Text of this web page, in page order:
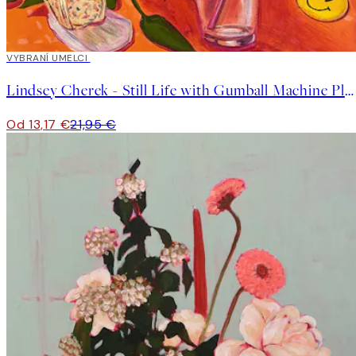
40%*
VYBRANÍ UMELCI
Lindsey Cherek - Still Life with Gumball Machine Plagát
Od 13,17 €21,95 €